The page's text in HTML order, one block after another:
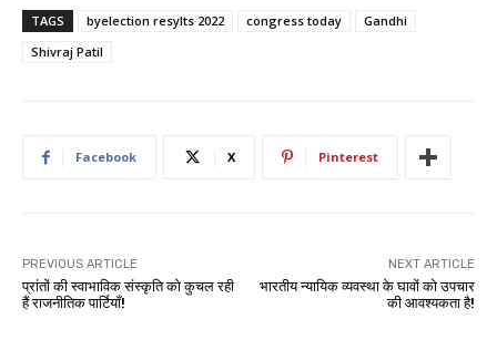
TAGS byelection resylts 2022 congress today
Gandhi
Shivraj Patil
Facebook X Pinterest
PREVIOUS ARTICLE
प्रांतों की स्वाभाविक संस्कृति को कुचल रही
हैं राजनीतिक पार्टियाँ!
NEXT ARTICLE
भारतीय न्यायिक व्यवस्था के घावों को उपचार
की आवश्यकता है!